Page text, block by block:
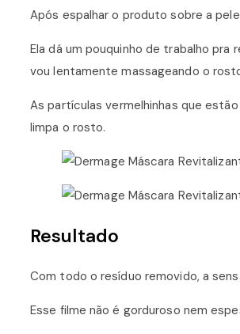
Após espalhar o produto sobre a
Ela dá um pouquinho de trabalho
vou lentamente massageando o
As partículas vermelhinhas que
limpa o rosto.
Resultado
Com todo o resíduo removido, a
Esse filme não é gorduroso nem